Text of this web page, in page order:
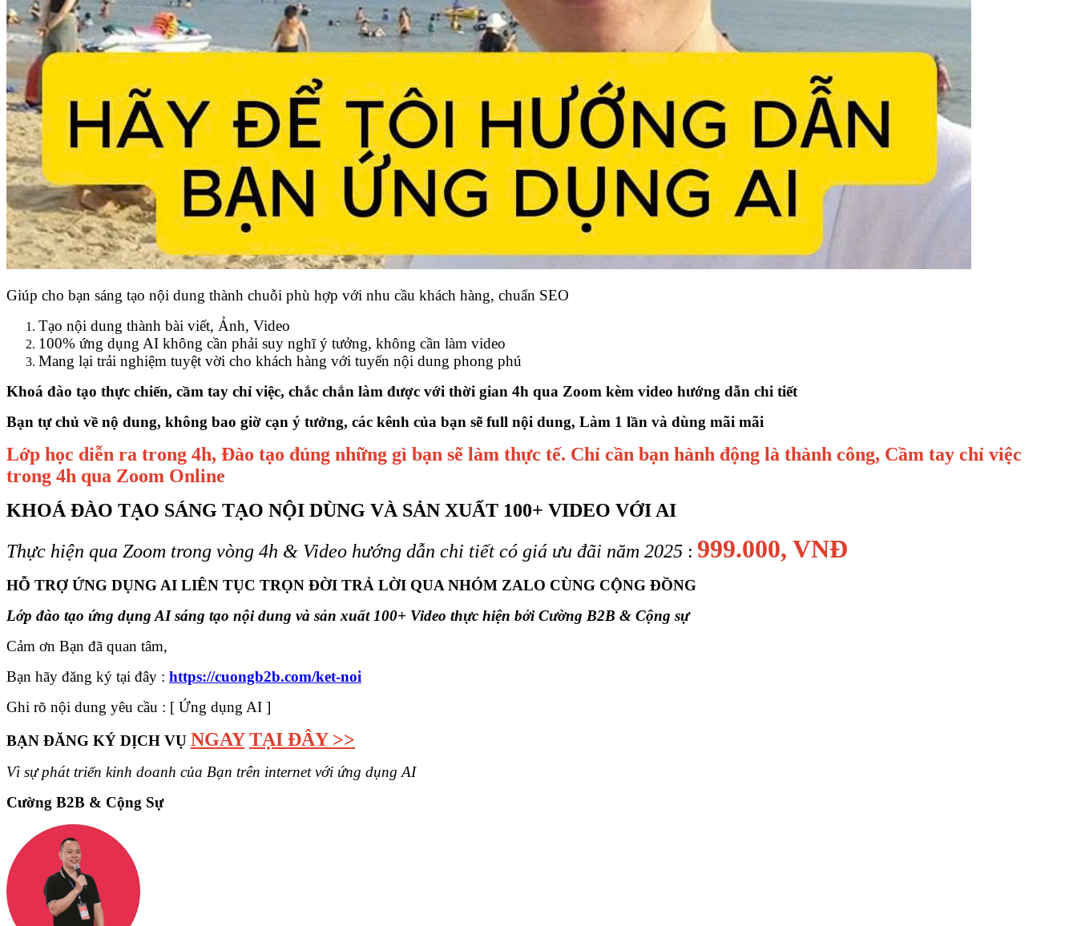
Giúp cho bạn sáng tạo nội dung thành chuỗi phù hợp với nhu cầu khách hàng, chuẩn SEO
Tạo nội dung thành bài viết, Ảnh, Video
100% ứng dụng AI không cần phải suy nghĩ ý tưởng, không cần làm video
Mang lại trải nghiệm tuyệt vời cho khách hàng với tuyến nội dung phong phú
Khoá đào tạo thực chiến, cầm tay chỉ việc, chắc chắn làm được với thời gian 4h qua Zoom kèm video hướng dẫn chi tiết
Bạn tự chủ về nộ dung, không bao giờ cạn ý tưởng, các kênh của bạn sẽ full nội dung, Làm 1 lần và dùng mãi mãi
Lớp học diễn ra trong 4h, Đào tạo đúng những gì bạn sẽ làm thực tế. Chỉ cần bạn hành động là thành công, Cầm tay chỉ việc
trong 4h qua Zoom Online
KHOÁ ĐÀO TẠO SÁNG TẠO NỘI DÙNG VÀ SẢN XUẤT 100+ VIDEO VỚI AI
Thực hiện qua Zoom trong vòng 4h & Video hướng dẫn chi tiết có giá ưu đãi năm 2025 : 999.000, VNĐ
HỖ TRỢ ỨNG DỤNG AI LIÊN TỤC TRỌN ĐỜI TRẢ LỜI QUA NHÓM ZALO CÙNG CỘNG ĐỒNG
Lớp đào tạo ứng dụng AI sáng tạo nội dung và sản xuất 100+ Video thực hiện bởi Cường B2B & Cộng sự
Cảm ơn Bạn đã quan tâm,
Bạn hãy đăng ký tại đây : https://cuongb2b.com/ket-noi
Ghi rõ nội dung yêu cầu : [ Ứng dụng AI ]
BẠN ĐĂNG KÝ DỊCH VỤ NGAY TẠI ĐÂY >>
Vì sự phát triển kinh doanh của Bạn trên internet với ứng dụng AI
Cường B2B & Cộng Sự